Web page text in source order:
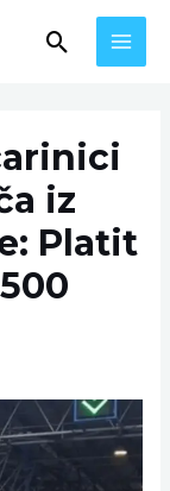
Search
iz
Platit